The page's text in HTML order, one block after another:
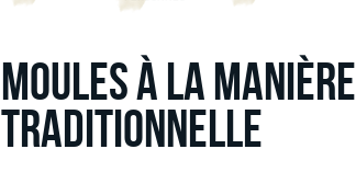
MOULES À LA MANIÈRE
TRADITIONNELLE